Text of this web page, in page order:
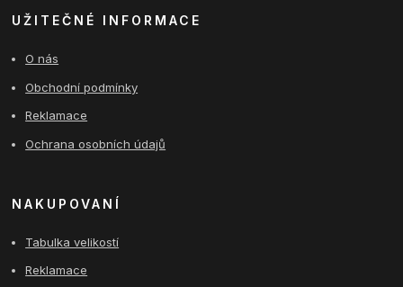
UŽITEČNÉ INFORMACE
O nás
Obchodní podmínky
Reklamace
Ochrana osobních údajů
NAKUPOVANÍ
Tabulka velikostí
Reklamace